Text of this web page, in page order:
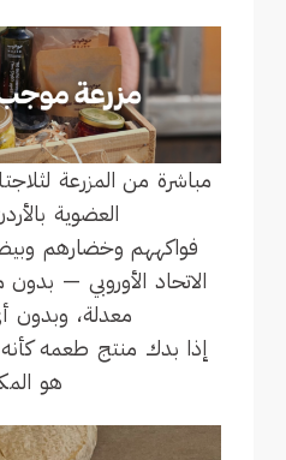
مباشرة من المزرعة
العضوية بالأردن
فواكههم وخضارهم
الاتحاد الأوروبي —
معدلة، وبدون
إذا بدك منتج طعمه
هو